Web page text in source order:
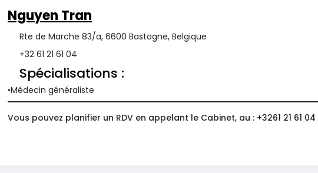
Nguyen Tran
Rte de Marche 83/a, 6600 Bastogne, Belgique
+32 61 21 61 04
Spécialisations :
Médecin généraliste
Vous pouvez planifier un RDV en appelant le Cabinet, au : +3261 21 61 04